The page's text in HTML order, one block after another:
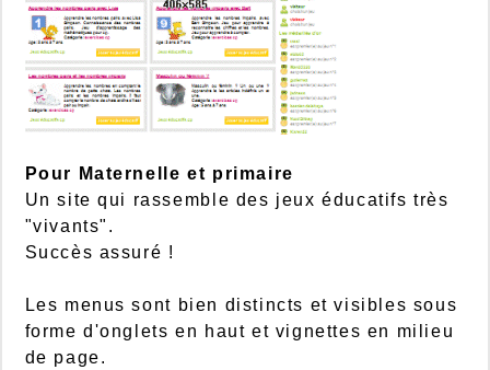
Pour Maternelle et primaire
Un site qui rassemble des jeux éducatifs très
"vivants".
Succès assuré !
Les menus sont bien distincts et visibles sous
forme d'onglets en haut et vignettes en milieu
de page.